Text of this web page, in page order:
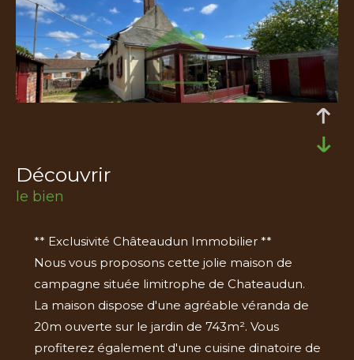
découvrir
le bien
** Exclusivité Châteaudun Immobilier **
Nous vous proposons cette jolie maison de
campagne située limitrophe de Chateaudun.
La maison dispose d'une agréable véranda de
20m ouverte sur le jardin de 743m². Vous
profiterez également d'une cuisine dinatoire de